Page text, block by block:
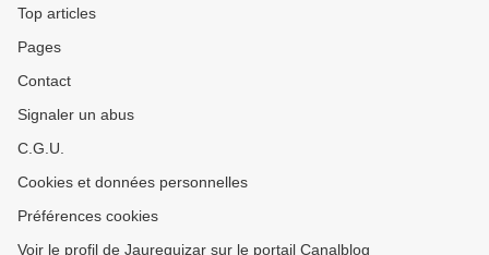
Top articles
Pages
Contact
Signaler un abus
C.G.U.
Cookies et données personnelles
Préférences cookies
Voir le profil de Jaureguizar sur le portail Canalblog